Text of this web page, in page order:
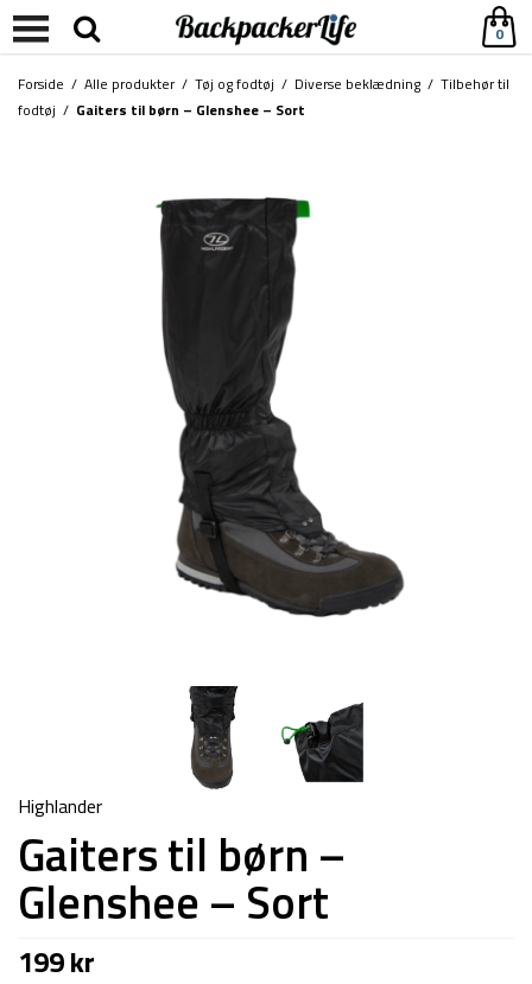
0
Forside / Alle produkter/ Tøj og fodtøj / Diverse beklædning / Tilbehør til
fodtøj / Gaiters til børn – Glenshee – Sort
Highlander
Gaiters til børn –
Glenshee – Sort
199kr